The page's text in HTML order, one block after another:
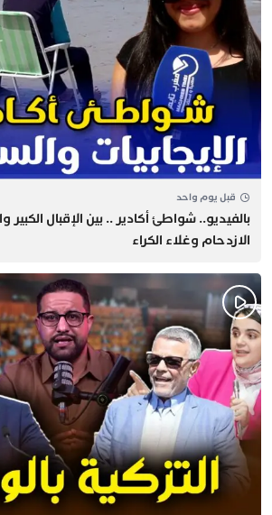
قبل يوم واحد
بالفيديو.. شواطئ أكادير .. بين الإقبال الكبير
الازدحام وغلاء الكراء